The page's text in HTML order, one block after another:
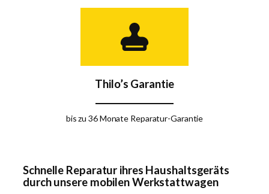
Thilo’s Garantie
bis zu 36 Monate Reparatur-Garantie
Schnelle Reparatur ihres Haushaltsgeräts
durch unsere mobilen Werkstattwagen